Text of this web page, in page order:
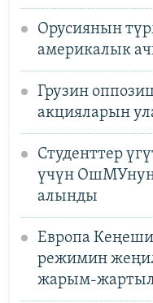
Орусиянын
америкалык
Грузин
акцияларын
Студенттер
үчүн ОшМУнун
алынды
Европа
режимин
жарым-